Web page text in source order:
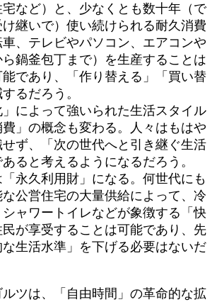
など）と、少なくとも数十年（で
継いで）使い続けられる耐久消費
、テレビやパソコン、エアコンや
鍋釜包丁まで）を生産することは
であり、「作り替える」「買い替
るだろう。
によって強いられた生活スタイル
」の概念も変わる。人々はもはや
せず、「次の世代へと引き継ぐ生活
ると考えるようになるだろう。
「永久利用財」になる。何世代にも
公営住宅の大量供給によって、冷
ャワートイレなどが象徴する「快
が享受することは可能であり、先
生活水準」を下げる必要はないだ
ツは、「自由時間」の革命的な拡